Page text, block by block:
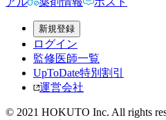
新規登録
ログイン
監修医師一覧
UpToDate特別割引
運営会社
© 2021 HOKUTO Inc. All rights